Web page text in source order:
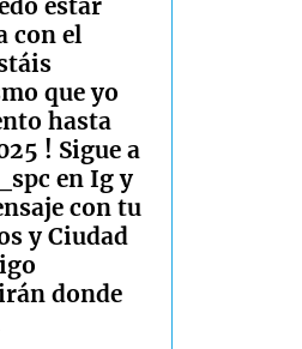
estar
con el
que yo
hasta
! Sigue a
en Ig y
con tu
y Ciudad
donde